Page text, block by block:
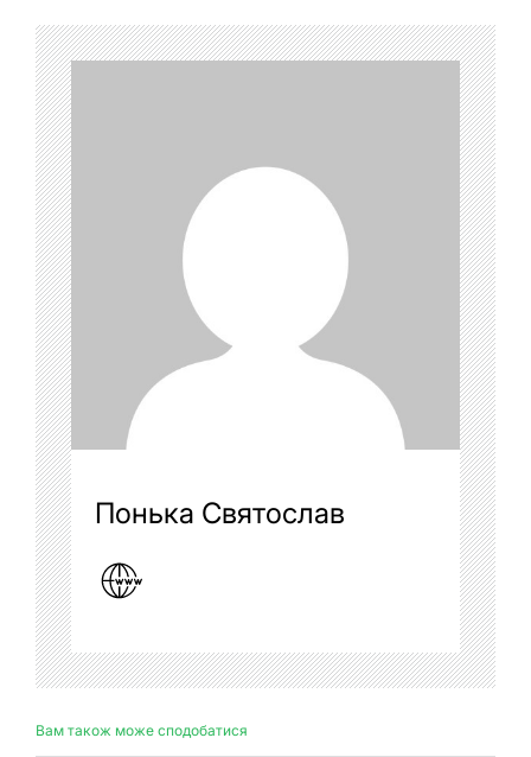
Понька Святослав
Вам також може сподобатися